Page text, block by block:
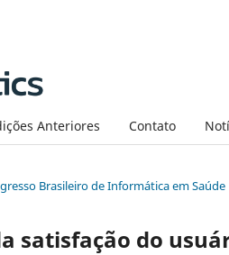
Anteriores Contato
Brasileiro de Informática em Saúde
satisfação do